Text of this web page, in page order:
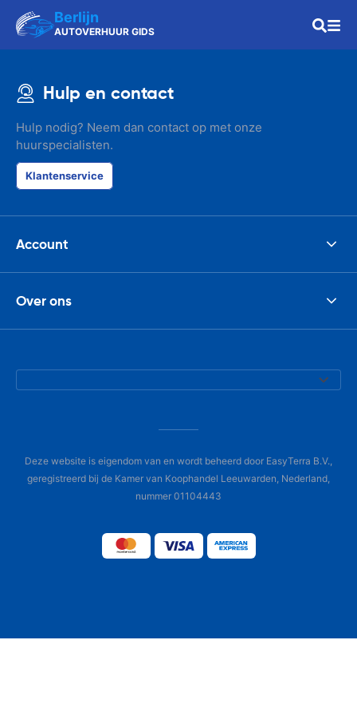
Berlijn
AUTOVERHUUR GIDS
Hulp en contact
Hulp nodig? Neem dan contact op met onze
huurspecialisten.
Klantenservice
Account
Over ons
Deze website is eigendom van en wordt beheerd door EasyTerra B.V.,
geregistreerd bij de Kamer van Koophandel Leeuwarden, Nederland,
nummer 01104443